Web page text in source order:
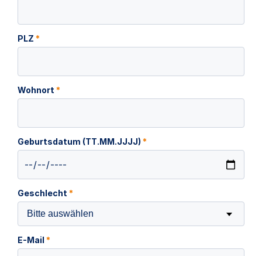
PLZ *
Wohnort *
Geburtsdatum (TT.MM.JJJJ) *
Geschlecht *
Bitte auswählen
E-Mail *